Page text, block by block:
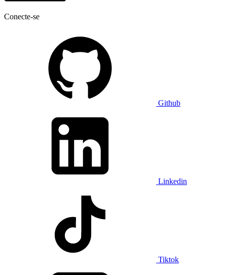
Conecte-se
Github
Linkedin
Tiktok